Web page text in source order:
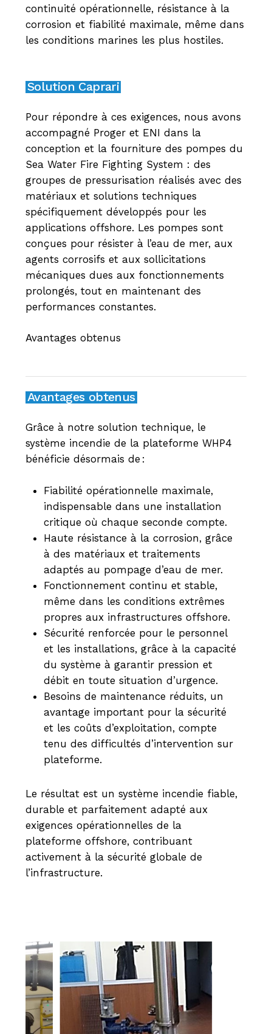
continuité opérationnelle, résistance à la
corrosion et fiabilité maximale, même dans
les conditions marines les plus hostiles.
Solution Caprari
Pour répondre à ces exigences, nous avons
accompagné Proger et ENI dans la
conception et la fourniture des pompes du
Sea Water Fire Fighting System : des
groupes de pressurisation réalisés avec des
matériaux et solutions techniques
spécifiquement développés pour les
applications offshore. Les pompes sont
conçues pour résister à l’eau de mer, aux
agents corrosifs et aux sollicitations
mécaniques dues aux fonctionnements
prolongés, tout en maintenant des
performances constantes.
Avantages obtenus
Avantages obtenus
Grâce à notre solution technique, le
système incendie de la plateforme WHP4
bénéficie désormais de :
Fiabilité opérationnelle maximale,
indispensable dans une installation
critique où chaque seconde compte.
Haute résistance à la corrosion, grâce
à des matériaux et traitements
adaptés au pompage d’eau de mer.
Fonctionnement continu et stable,
même dans les conditions extrêmes
propres aux infrastructures offshore.
Sécurité renforcée pour le personnel
et les installations, grâce à la capacité
du système à garantir pression et
débit en toute situation d’urgence.
Besoins de maintenance réduits, un
avantage important pour la sécurité
et les coûts d’exploitation, compte
tenu des difficultés d’intervention sur
plateforme.
Le résultat est un système incendie fiable,
durable et parfaitement adapté aux
exigences opérationnelles de la
plateforme offshore, contribuant
activement à la sécurité globale de
l’infrastructure.